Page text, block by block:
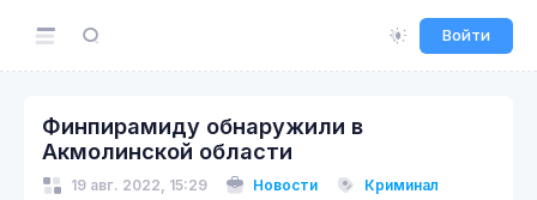
Войти
Финпирамиду обнаружили в
Акмолинской области
19 авг. 2022, 15:29 Новости
Криминал